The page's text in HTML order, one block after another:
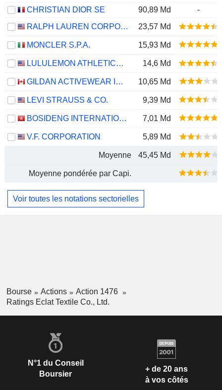
CHRISTIAN DIOR SE
90,89 Md
-
RALPH LAUREN CORPORATION
23,57 Md
MONCLER S.P.A. 15,93 Md
LULULEMON ATHLETICA INC. 14,6 Md
GILDAN ACTIVEWEAR INC. 10,65 Md
LEVI STRAUSS & CO. 9,39 Md
BOSIDENG INTERNATIONAL HOLDINGS LIMITED 7,01 Md
V.F. CORPORATION 5,89 Md
Moyenne 45,45 Md
Moyenne pondérée par Capi.
Voir toutes les notations sectorielles
Bourse Actions
Action 1476
Ratings Eclat Textile Co., Ltd.
N°1 du Conseil
Boursier
+ de 20 ans
à vos côtés